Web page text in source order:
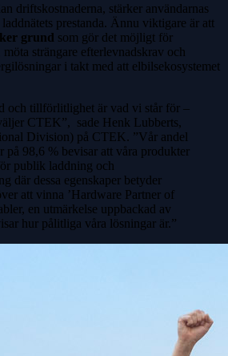
driftskostnaderna, stärker användarnas
prestanda. Ännu viktigare är att
grund som gör det möjligt för
strängare efterlevnadskrav och
i takt med att elbilsekosystemet
och tillförlitlighet är vad vi står för –
CTEK”, sade Henk Lubberts,
Division) på CTEK. ”Vår andel
på 98,6 % bevisar att våra produkter
publik laddning och
där dessa egenskaper betyder
att vinna ’Hardware Partner of
en utmärkelse uppbackad av
hur pålitliga våra lösningar är.”